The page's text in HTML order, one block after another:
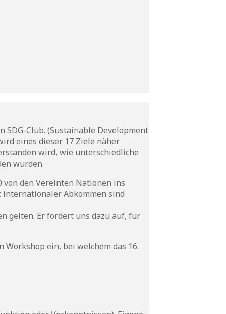
SDG-Club. (Sustainable Development
eines dieser 17 Ziele näher
wird, wie unterschiedliche
wurden.
von den Vereinten Nationen ins
internationaler Abkommen sind
gelten. Er fordert uns dazu auf, für
ein, bei welchem das 16.